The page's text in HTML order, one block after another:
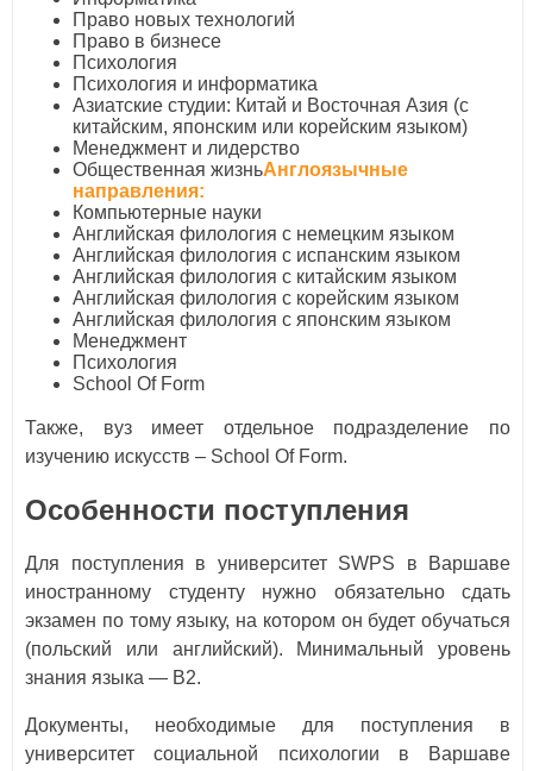
Право новых технологий
Право в бизнесе
Психология
Психология и информатика
Азиатские студии: Китай и Восточная Азия (с
китайским, японским или корейским языком)
Менеджмент и лидерство
Общественная жизньАнглоязычные
направления:
Компьютерные науки
Английская филология с немецким языком
Английская филология с испанским языком
Английская филология с китайским языком
Английская филология с корейским языком
Английская филология с японским языком
Менеджмент
Психология
School Of Form
Также, вуз имеет отдельное подразделение по
изучению искусств – School Of Form.
Особенности поступления
Для поступления в университет SWPS в Варшаве
иностранному студенту нужно обязательно сдать
экзамен по тому языку, на котором он будет обучаться
(польский или английский). Минимальный уровень
знания языка — B2.
Документы, необходимые для поступления в
университет социальной психологии в Варшаве